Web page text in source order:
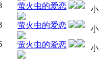
萤火虫的爱恋 小
萤火虫的爱恋 小
萤火虫的爱恋 小